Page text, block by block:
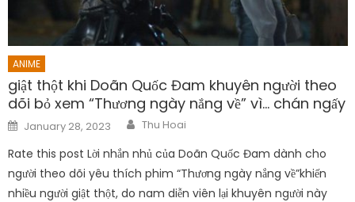
ANIME
giật thột khi Doãn Quốc Đam khuyên người theo
dõi bỏ xem “Thương ngày nắng về” vì… chán ngấy
Posted
on
January 28, 2023 Author
Thu Hoai
Rate this post Lời nhắn nhủ của Doãn Quốc Đam dành cho
người theo dõi yêu thích phim “Thương ngày nắng về”khiến
nhiều người giật thột, do nam diễn viên lại khuyên người này